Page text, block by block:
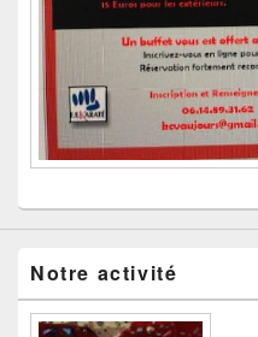
Notre activité